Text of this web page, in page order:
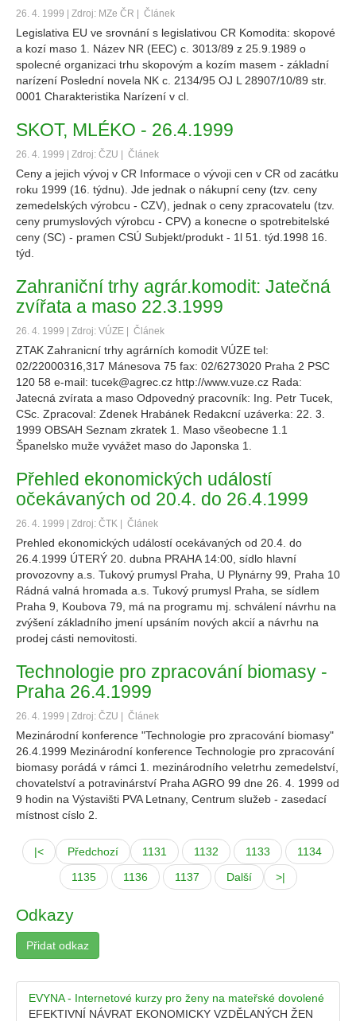
26. 4. 1999 | Zdroj: MZe ČR | Článek
Legislativa EU ve srovnání s legislativou CR Komodita: skopové
a kozí maso 1. Název NR (EEC) c. 3013/89 z 25.9.1989 o
spolecné organizaci trhu skopovým a kozím masem - základní
narízení Poslední novela NK c. 2134/95 OJ L 28907/10/89 str.
0001 Charakteristika Narízení v cl.
SKOT, MLÉKO - 26.4.1999
26. 4. 1999 | Zdroj: ČZU | Článek
Ceny a jejich vývoj v CR Informace o vývoji cen v CR od zacátku
roku 1999 (16. týdnu). Jde jednak o nákupní ceny (tzv. ceny
zemedelských výrobcu - CZV), jednak o ceny zpracovatelu (tzv.
ceny prumyslových výrobcu - CPV) a konecne o spotrebitelské
ceny (SC) - pramen CSÚ Subjekt/produkt - 1l 51. týd.1998 16.
týd.
Zahraniční trhy agrár.komodit: Jatečná
zvířata a maso 22.3.1999
26. 4. 1999 | Zdroj: VÚZE | Článek
ZTAK Zahranicní trhy agrárních komodit VÚZE tel:
02/22000316,317 Mánesova 75 fax: 02/6273020 Praha 2 PSC
120 58 e-mail: tucek@agrec.cz http://www.vuze.cz Rada:
Jatecná zvírata a maso Odpovedný pracovník: Ing. Petr Tucek,
CSc. Zpracoval: Zdenek Hrabánek Redakcní uzáverka: 22. 3.
1999 OBSAH Seznam zkratek 1. Maso všeobecne 1.1
Španelsko muže vyvážet maso do Japonska 1.
Přehled ekonomických událostí
očekávaných od 20.4. do 26.4.1999
26. 4. 1999 | Zdroj: ČTK | Článek
Prehled ekonomických událostí ocekávaných od 20.4. do
26.4.1999 ÚTERÝ 20. dubna PRAHA 14:00, sídlo hlavní
provozovny a.s. Tukový prumysl Praha, U Plynárny 99, Praha 10
Rádná valná hromada a.s. Tukový prumysl Praha, se sídlem
Praha 9, Koubova 79, má na programu mj. schválení návrhu na
zvýšení základního jmení upsáním nových akcií a návrhu na
prodej cásti nemovitosti.
Technologie pro zpracování biomasy -
Praha 26.4.1999
26. 4. 1999 | Zdroj: ČZU | Článek
Mezinárodní konference "Technologie pro zpracování biomasy"
26.4.1999 Mezinárodní konference Technologie pro zpracování
biomasy porádá v rámci 1. mezinárodního veletrhu zemedelství,
chovatelství a potravinárství Praha AGRO 99 dne 26. 4. 1999 od
9 hodin na Výstavišti PVA Letnany, Centrum služeb - zasedací
místnost císlo 2.
|< Předchozí 1131 1132 1133
1134
1135
1136 1137 Další >|
Odkazy
Přidat odkaz
EVYNA - Internetové kurzy pro ženy na mateřské dovolené
EFEKTIVNÍ NÁVRAT EKONOMICKY VZDĚLANÝCH ŽEN